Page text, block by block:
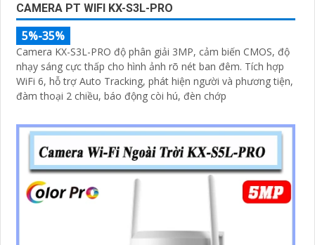
CAMERA PT WIFI KX-S3L-PRO
5%-35%
Camera KX-S3L-PRO độ phân giải 3MP, cảm biến CMOS, độ
nhạy sáng cực thấp cho hình ảnh rõ nét ban đêm. Tích hợp
WiFi 6, hỗ trợ Auto Tracking, phát hiện người và phương tiện,
đàm thoại 2 chiều, báo động còi hú, đèn chớp